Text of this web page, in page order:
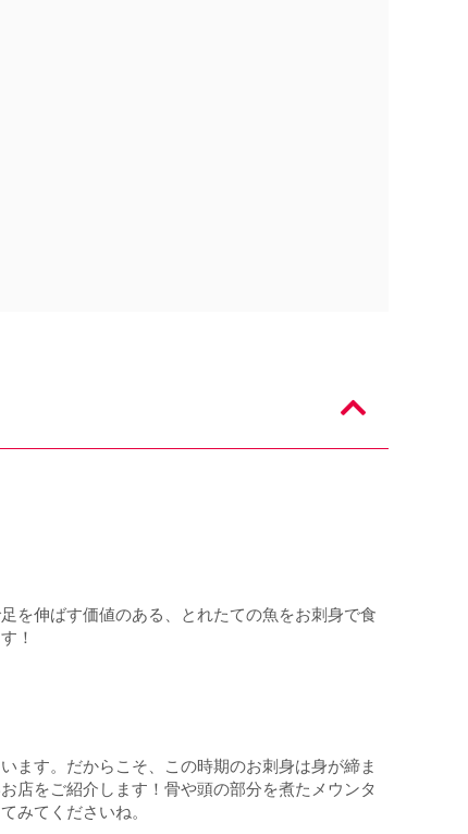
を伸ばす価値のある、とれたての魚をお刺身で食
！
ます。だからこそ、この時期のお刺身は身が締ま
店をご紹介します！骨や頭の部分を煮たメウンタ
みてくださいね。